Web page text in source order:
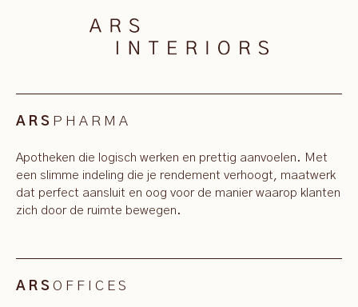
ARS PHARMA
Apotheken die logisch werken en prettig aanvoelen. Met
een slimme indeling die je rendement verhoogt, maatwerk
dat perfect aansluit en oog voor de manier waarop klanten
zich door de ruimte bewegen.
ARS OFFICES